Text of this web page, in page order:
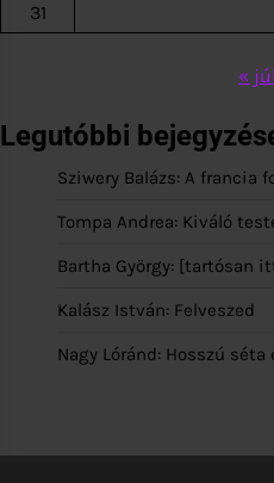
31
« júl
Legutóbbi
Sziwery Balázs: A francia
Tompa Andrea: Kiváló
Bartha György: [tartósan
Kalász István: Felveszed
Nagy Lóránd: Hosszú